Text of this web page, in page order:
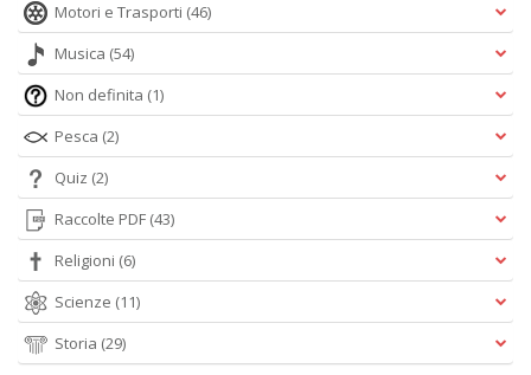
Motori e Trasporti (46)
Musica (54)
Non definita (1)
Pesca (2)
Quiz (2)
Raccolte PDF (43)
Religioni (6)
Scienze (11)
Storia (29)